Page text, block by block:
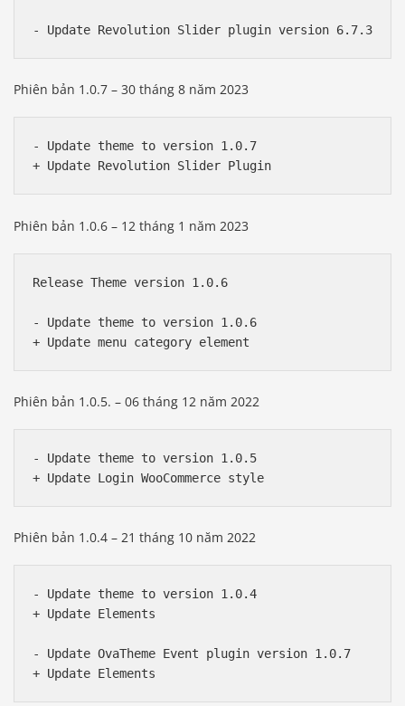
Phiên bản 1.0.7 – 30 tháng 8 năm 2023
- Update theme to version 1.0.7
Phiên bản 1.0.6 – 12 tháng 1 năm 2023
Release Theme version 1.0.6
- Update theme to version 1.0.6
Phiên bản 1.0.5. – 06 tháng 12 năm 2022
- Update theme to version 1.0.5
Phiên bản 1.0.4 – 21 tháng 10 năm 2022
- Update theme to version 1.0.4
+ Update Elements
- Update OvaTheme Event plugin version 1.0.7